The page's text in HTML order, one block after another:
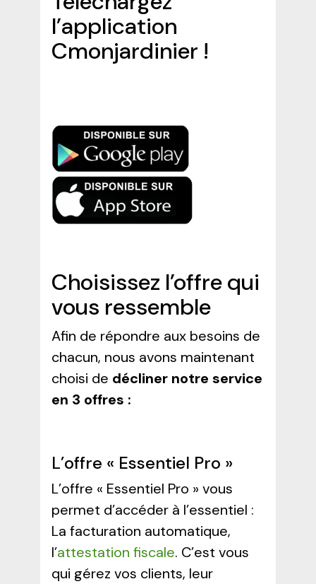
l’application
Cmonjardinier !
Choisissez l’offre qui
vous ressemble
Afin de répondre aux besoins de
chacun, nous avons maintenant
choisi de décliner notre service
en 3 offres :
L’offre « Essentiel Pro »
L’offre « Essentiel Pro » vous
permet d’accéder à l’essentiel :
La facturation automatique,
l’attestation fiscale. C’est vous
qui gérez vos clients, leur